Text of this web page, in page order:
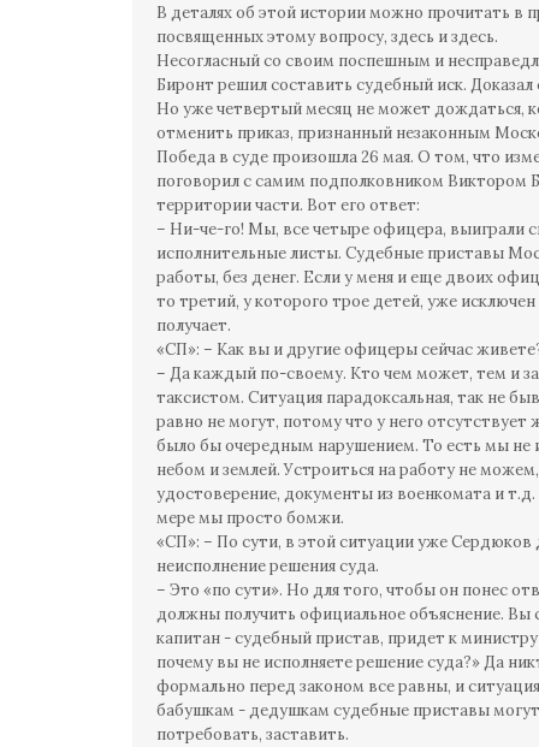
В деталях об этой истории можно прочитать в
посвященных этому вопросу, здесь и здесь.
Несогласный со своим поспешным и
Биронт решил составить судебный иск.
Но уже четвертый месяц не может дождаться,
отменить приказ, признанный незаконным
Победа в суде произошла 26 мая. О том, что
поговорил с самим подполковником
территории части. Вот его ответ:
– Ни-че-го! Мы, все четыре офицера, выиграли
исполнительные листы. Судебные приставы
работы, без денег. Если у меня и еще двоих
то третий, у которого трое детей, уже
получает.
«СП»: – Как вы и другие офицеры сейчас
– Да каждый по-своему. Кто чем может, тем и
таксистом. Ситуация парадоксальная, так не
равно не могут, потому что у него отсутствует
было бы очередным нарушением. То есть мы не
небом и землей. Устроиться на работу не
удостоверение, документы из военкомата и
мере мы просто бомжи.
«СП»: – По сути, в этой ситуации уже
неисполнение решения суда.
– Это «по сути». Но для того, чтобы он понес
должны получить официальное объяснение. Вы
капитан - судебный пристав, придет к
почему вы не исполняете решение суда?» Да
формально перед законом все равны, и
бабушкам - дедушкам судебные приставы
потребовать, заставить.